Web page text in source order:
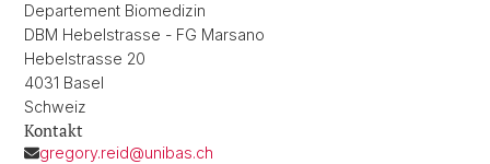
Departement Biomedizin
DBM Hebelstrasse - FG Marsano
Hebelstrasse 20
4031 Basel
Schweiz
Kontakt
gregory.reid@unibas.ch